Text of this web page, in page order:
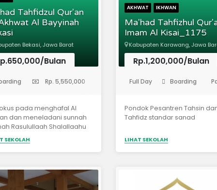
hafalan 30 juz3. Memandu
penerapan alquran dan
dengan akhlak yang mulia
dengan contoh salaful
ummah4. Mengajarkan
arab sebagai kunci ilmu5.
Menghafalkan hadist Nabi
Menerapkan nilai - nilai
pancasila sebagai dasar
kitab kitab ulama sebagai
khazanah keilmuan Tujuan :1.
menghafal alquran2.
Menanamkan kecintaan
Rasulullah3. Menanamkan
Tahfidzul Qur'an
Al Bayyinah
Bekasi, Jawa Barat
Bulan
Rp. 5,550,000
pada menghafal Al
dan meneladani sunnah
Rasulullaah Shalallaahu
wasallam
SEKOLAH
AKHWAT IKHWAN
Ma'had Tahfizhul
Imam Al Kisai_1175
Kabupaten Karawang, Jawa
Rp.1,200,000/Bulan
Full Day Boarding
Pondok Pesantren Tahsin
Tahfidz standar sanad
LIHAT SEKOLAH